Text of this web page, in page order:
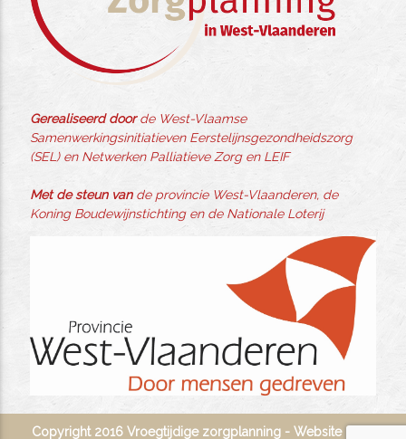
Gerealiseerd doorde West-Vlaamse
Samenwerkingsinitiatieven Eerstelijnsgezondheidszorg
(SEL) en Netwerken Palliatieve Zorg en LEIF
Met de steun vande provincie West-Vlaanderen, de
Koning Boudewijnstichting en de Nationale Loterij
Copyright 2016 Vroegtijdige zorgplanning - Website door